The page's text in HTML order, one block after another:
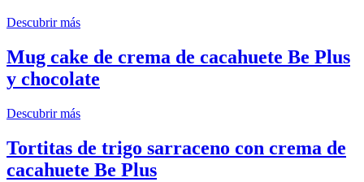
Descubrir más
Mug cake de crema de cacahuete Be Plus
y chocolate
Descubrir más
Tortitas de trigo sarraceno con crema de
cacahuete Be Plus